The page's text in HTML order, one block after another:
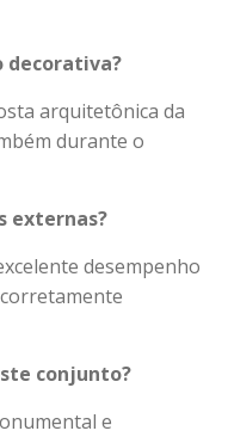
decorativa?
arquitetônica da
durante o
externas?
desempenho
conjunto?
e